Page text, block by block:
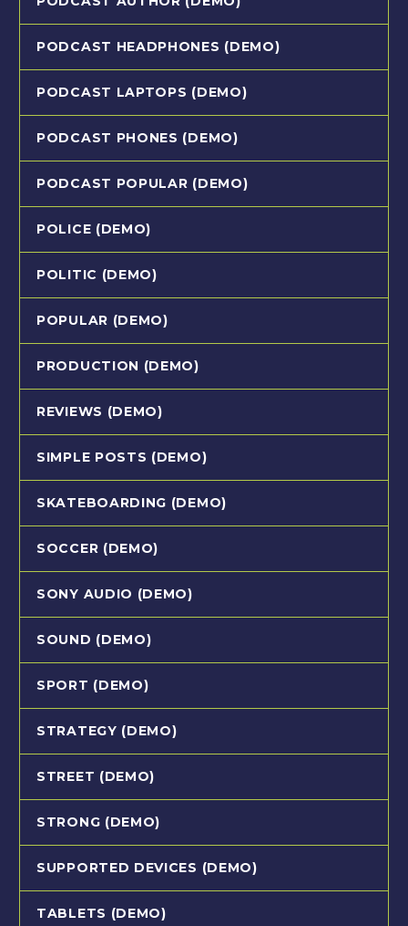
PODCAST HEADPHONES (DEMO)
PODCAST LAPTOPS (DEMO)
PODCAST PHONES (DEMO)
PODCAST POPULAR (DEMO)
POLICE (DEMO)
POLITIC (DEMO)
POPULAR (DEMO)
PRODUCTION (DEMO)
REVIEWS (DEMO)
SIMPLE POSTS (DEMO)
SKATEBOARDING (DEMO)
SOCCER (DEMO)
SONY AUDIO (DEMO)
SOUND (DEMO)
SPORT (DEMO)
STRATEGY (DEMO)
STREET (DEMO)
STRONG (DEMO)
SUPPORTED DEVICES (DEMO)
TABLETS (DEMO)